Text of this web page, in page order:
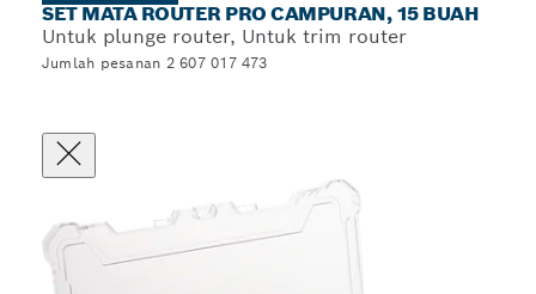
SET MATA ROUTER PRO CAMPURAN, 15 BUAH
Untuk plunge router, Untuk trim router
Jumlah pesanan 2 607 017 473